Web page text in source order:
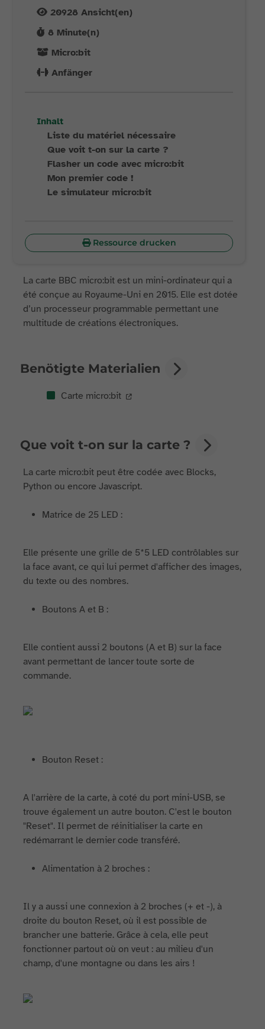
20928 Ansicht(en)
8 Minute(n)
Micro:bit
Anfänger
Inhalt
Liste du matériel nécessaire
Que voit t-on sur la carte ?
Flasher un code avec micro:bit
Mon premier code !
Le simulateur micro:bit
Ressource drucken
La carte BBC micro:bit est un mini-ordinateur qui a
été conçue au Royaume-Uni en 2015. Elle est dotée
d’un processeur programmable permettant une
multitude de créations électroniques.
Benötigte Materialien
Carte micro:bit
Que voit t-on sur la carte ?
La carte micro:bit peut être codée avec Blocks,
Python ou encore Javascript.
Matrice de 25 LED :
Elle présente une grille de 5*5 LED contrôlables sur
la face avant, ce qui lui permet d'afficher des images,
du texte ou des nombres.
Boutons A et B :
Elle contient aussi 2 boutons (A et B) sur la face
avant permettant de lancer toute sorte de
commande.
Bouton Reset :
A l'arrière de la carte, à coté du port mini-USB, se
trouve également un autre bouton. C'est le bouton
"Reset". Il permet de réinitialiser la carte en
redémarrant le dernier code transféré.
Alimentation à 2 broches :
Il y a aussi une connexion à 2 broches (+ et -), à
droite du bouton Reset, où il est possible de
brancher une batterie. Grâce à cela, elle peut
fonctionner partout où on veut : au milieu d'un
champ, d'une montagne ou dans les airs !